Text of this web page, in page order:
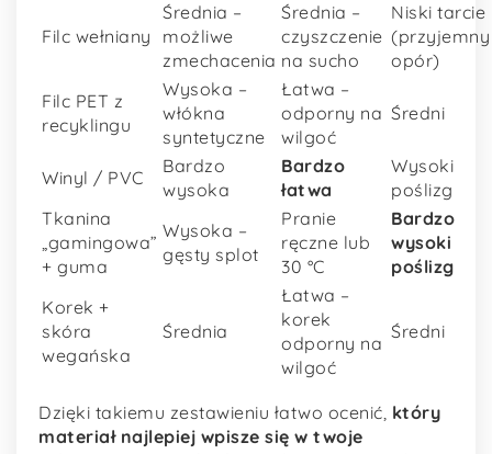
Filc wełniany
Średnia –
możliwe
zmechacenia
Średnia –
czyszczenie
na sucho
Niski tarcie
(przyjemny
opór)
Filc PET z
recyklingu
Wysoka –
włókna
syntetyczne
Łatwa –
odporny na
wilgoć
Średni
Winyl / PVC
Bardzo
wysoka
Bardzo
łatwa
Wysoki
poślizg
Tkanina
„gamingowa”
+ guma
Wysoka –
gęsty splot
Pranie
ręczne lub
30 °C
Bardzo
wysoki
poślizg
Korek +
skóra
wegańska
Średnia
Łatwa –
korek
odporny na
wilgoć
Średni
Dzięki takiemu zestawieniu łatwo ocenić, który
materiał najlepiej wpisze się w twoje